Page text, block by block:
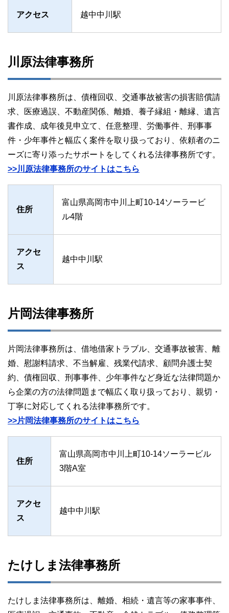
アクセス 越中中川駅
川原法律事務所
川原法律事務所は、債権回収、交通事故被害の損害賠償請
求、医療過誤、不動産関係、離婚、養子縁組・離縁、遺言
書作成、成年後見申立て、任意整理、労働事件、刑事事
件・少年事件と幅広く案件を取り扱っており、依頼者のニ
ーズに寄り添ったサポートをしてくれる法律事務所です。
>>川原法律事務所のサイトはこちら
住所
富山県高岡市中川上町10-14ソーラービ
ル4階
アクセ
ス
越中中川駅
片岡法律事務所
片岡法律事務所は、借地借家トラブル、交通事故被害、離
婚、慰謝料請求、不当解雇、残業代請求、顧問弁護士契
約、債権回収、刑事事件、少年事件など身近な法律問題か
ら企業の方の法律問題まで幅広く取り扱っており、親切・
丁寧に対応してくれる法律事務所です。
>>片岡法律事務所のサイトはこちら
住所
富山県高岡市中川上町10-14ソーラービル
3階A室
アクセ
ス
越中中川駅
たけしま法律事務所
たけしま法律事務所は、離婚、相続・遺言等の家事事件、